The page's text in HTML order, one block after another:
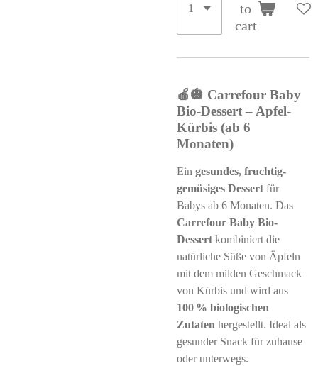
to
cart
🍎🎃 Carrefour Baby
Bio-Dessert – Apfel-
Kürbis (ab 6
Monaten)
Ein gesundes, fruchtig-
gemüsiges Dessert für
Babys ab 6 Monaten. Das
Carrefour Baby Bio-
Dessert kombiniert die
natürliche Süße von Äpfeln
mit dem milden Geschmack
von Kürbis und wird aus
100 % biologischen
Zutaten hergestellt. Ideal als
gesunder Snack für zuhause
oder unterwegs.